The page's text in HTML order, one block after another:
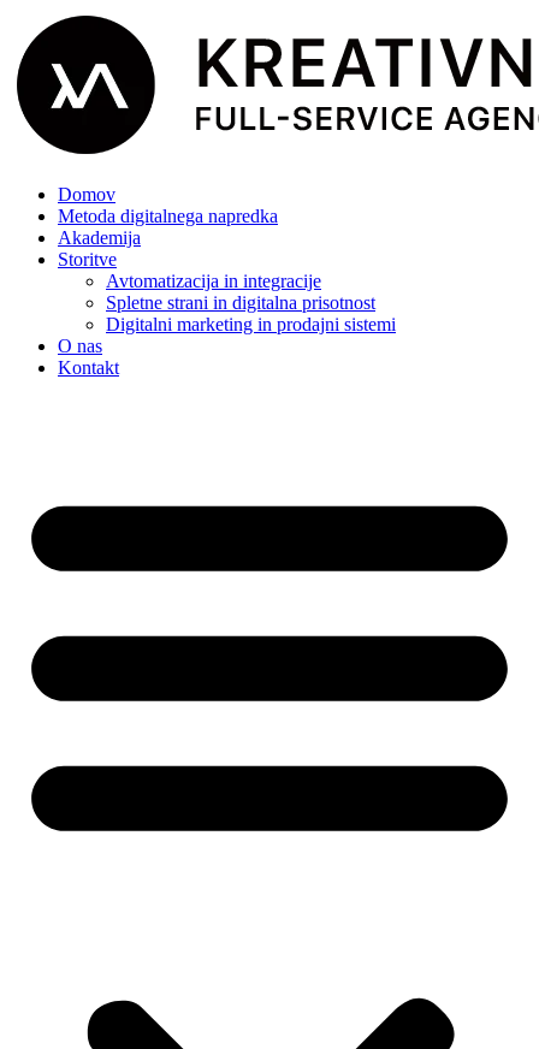
Domov
Metoda digitalnega napredka
Akademija
Storitve
Avtomatizacija in integracije
Spletne strani in digitalna prisotnost
Digitalni marketing in prodajni sistemi
O nas
Kontakt